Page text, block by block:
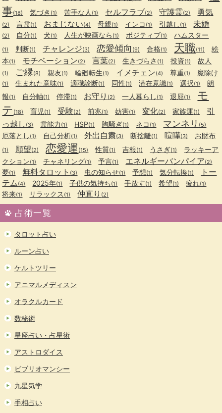
事(18) 気づき (1) 苦手な人 (1) セルフラブ(2) 守護霊(2) 勇気
(2) 言霊(1) おまじない(4) 母親(1) インコ (1) 引越し (1) 未婚
(2) 自分(1) 犬(1) 人生が映画なら (1) ポジティブ(1) ハムスター
(1) 判断(1) チャレンジ(3) 恋愛傾向 (9) 合格(1) 天職(11)
絵
本(1) モチベーション(2) 言葉(2) 生きづらさ (1) 投資(1) 故人
(1) ご縁(8) 親友(1) 輪廻転生(1) イメチェン(4) 尊重(1) 魔除け
(1) 生まれた意味(1) 適職診断(1) 同性(1) 潜在意識(1) 選択(1)
朗
報(1) 自分軸(1) 停滞(1) お守り (2) 一人暮らし (1) 退屈(1)
モ
テ (18) 育児 (1) 受験(2) 前兆(1) 妨害(1) 変化(2) 家族運(1)
引
っ越し (3) 霊能力 (1) HSP(1) 胸騒ぎ(1) ネコ (1) マンネリ (5)
厄落とし (1) 自己分析(1) 外出自粛(3) 断捨離(1) 喧嘩(3) お財布
(1) 願望(2) 恋愛運 (15) 性質(1) 吉報(1) うさぎ(1)
ラッキーア
クション(1) チャネリング(1) 予言(1) エネルギーバンパイア(2)
夢(1) 無料タロット (3) 虫の知らせ(1) 予想(1) 気分転換(1)
トー
テム (4) 2025年(1) 子供の気持ち(1) 手放す(1) 希望(1) 疲れ(1)
将来(1) リラックス (1) 仲直り (2)
占術一覧
タロット占い
ルーン占い
ケルトツリー
アニマルメディスン
オラクルカード
数秘術
星座占い・占星術
アストロダイス
ビブリオマンシー
九星気学
手相占い